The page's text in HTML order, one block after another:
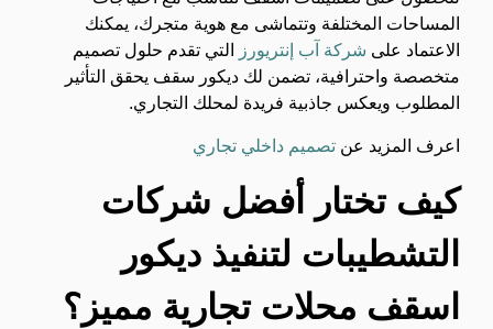
المساحات المختلفة وتتماشى مع هوية متجرك، يمكنك
الاعتماد على شركة آب إنتريورز
التي تقدم حلول تصميم
متخصصة واحترافية، تضمن لك ديكور سقف يحقق التأثير
المطلوب ويعكس جاذبية فريدة لمحلك التجاري.
اعرف المزيد عن تصميم داخلي تجاري
كيف تختار أفضل شركات
التشطيبات لتنفيذ ديكور
اسقف محلات تجارية مميز؟